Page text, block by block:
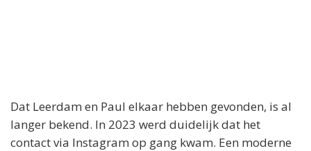
Dat Leerdam en Paul elkaar hebben gevonden, is al
langer bekend. In 2023 werd duidelijk dat het
contact via Instagram op gang kwam. Een moderne